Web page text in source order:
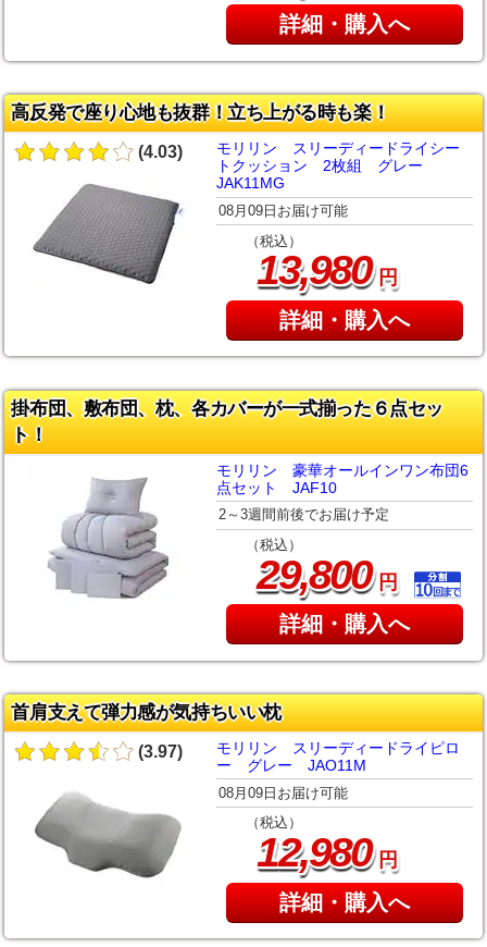
詳細・購入へ
高反発で座り心地も抜群！立ち上がる時も楽！
(4.03)
モリリン スリーディードライシー
トクッション 2枚組 グレー
JAK11MG
08月09日お届け可能
（税込）
13,980円
詳細・購入へ
掛布団、敷布団、枕、各カバーが一式揃った６点セッ
ト！
モリリン 豪華オールインワン布団6
点セット JAF10
2～3週間前後でお届け予定
（税込）
29,800円
詳細・購入へ
首肩支えて弾力感が気持ちいい枕
(3.97)
モリリン スリーディードライピロ
ー グレー JAO11M
08月09日お届け可能
（税込）
12,980円
詳細・購入へ